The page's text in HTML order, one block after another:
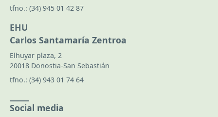
tfno.: (34) 945 01 42 87
EHU
Carlos Santamaría Zentroa
Elhuyar plaza, 2
20018 Donostia-San Sebastián
tfno.: (34) 943 01 74 64
Social media